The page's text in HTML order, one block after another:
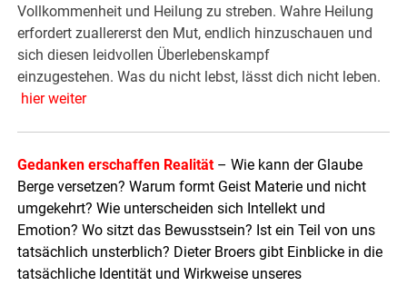
Vollkommenheit und Heilung zu streben. Wahre Heilung
erfordert zuallererst den Mut, endlich hinzuschauen und
sich diesen leidvollen Überlebenskampf
einzugestehen. Was du nicht lebst, lässt dich nicht leben.
hier weiter
Gedanken erschaffen Realität – Wie kann der Glaube
Berge versetzen? Warum formt Geist Materie und nicht
umgekehrt? Wie unterscheiden sich Intellekt und
Emotion? Wo sitzt das Bewusstsein? Ist ein Teil von uns
tatsächlich unsterblich? Dieter Broers gibt Einblicke in die
tatsächliche Identität und Wirkweise unseres